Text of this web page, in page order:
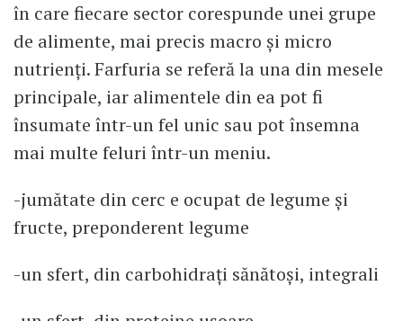
în care fiecare sector corespunde unei grupe
de alimente, mai precis macro și micro
nutrienți. Farfuria se referă la una din mesele
principale, iar alimentele din ea pot fi
însumate într-un fel unic sau pot însemna
mai multe feluri într-un meniu.
-jumătate din cerc e ocupat de legume și
fructe, preponderent legume
-un sfert, din carbohidrați sănătoși, integrali